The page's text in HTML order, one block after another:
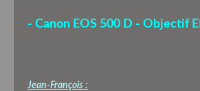
- Canon EOS 500 D - Objectif
Jean-François :